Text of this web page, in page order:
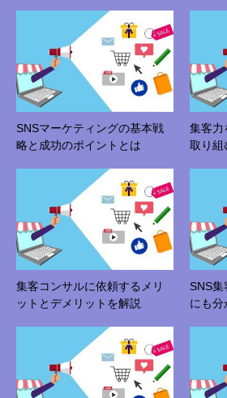
SNSマーケティングの基本戦
略と成功のポイントとは
集客力
取り組
集客コンサルに依頼するメリ
ットとデメリットを解説
SNS集
にも分